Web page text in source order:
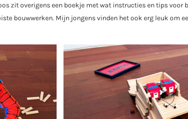
zit overigens een boekje met wat instructies en tips voor
bouwwerken. Mijn jongens vinden het ook erg leuk om